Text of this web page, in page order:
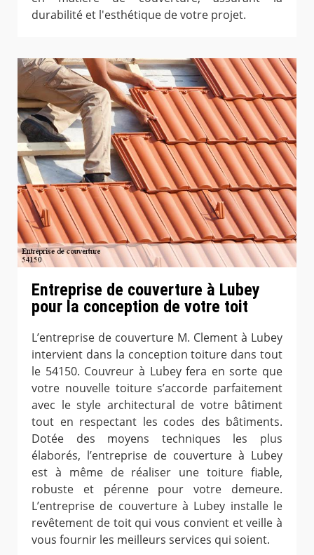
durabilité et l'esthétique de votre projet.
Entreprise de couverture à Lubey
pour la conception de votre toit
L’entreprise de couverture M. Clement à Lubey
intervient dans la conception toiture dans tout
le 54150. Couvreur à Lubey fera en sorte que
votre nouvelle toiture s’accorde parfaitement
avec le style architectural de votre bâtiment
tout en respectant les codes des bâtiments.
Dotée des moyens techniques les plus
élaborés, l’entreprise de couverture à Lubey
est à même de réaliser une toiture fiable,
robuste et pérenne pour votre demeure.
L’entreprise de couverture à Lubey installe le
revêtement de toit qui vous convient et veille à
vous fournir les meilleurs services qui soient.